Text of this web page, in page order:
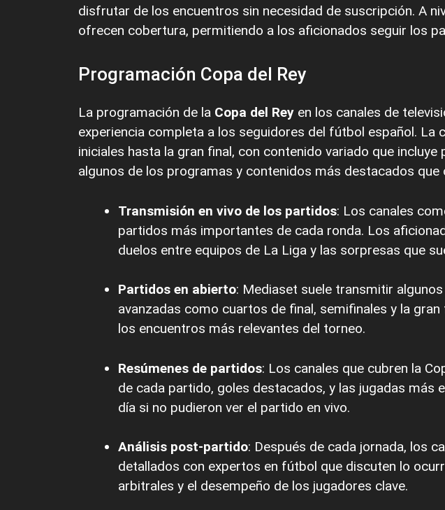
disfrutar de los encuentros sin necesidad de suscripción. A
ofrecen cobertura, permitiendo a los aficionados seguir los
Programación Copa del Rey
La programación de la Copa del Rey en los canales de
experiencia completa a los seguidores del fútbol español.
iniciales hasta la gran final, con contenido variado que
algunos de los programas y contenidos más destacados que
Transmisión en vivo de los partidos: Los canales
partidos más importantes de cada ronda. Los
duelos entre equipos de La Liga y las sorpresas que
Partidos en abierto: Mediaset suele transmitir
avanzadas como cuartos de final, semifinales y la
los encuentros más relevantes del torneo.
Resúmenes de partidos: Los canales que cubren la
de cada partido, goles destacados, y las jugadas
día si no pudieron ver el partido en vivo.
Análisis post-partido: Después de cada jornada, los
detallados con expertos en fútbol que discuten lo
arbitrales y el desempeño de los jugadores clave.